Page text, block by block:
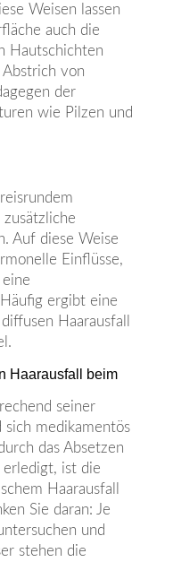
Weisen lassen
auch die
Hautschichten
von
der
wie Pilzen und
Auf diese Weise
Einflüsse,
ergibt eine
Haarausfall
Haarausfall beim
seiner
sich medikamentös
das Absetzen
ist die
Haarausfall
Sie daran: Je
und
stehen die